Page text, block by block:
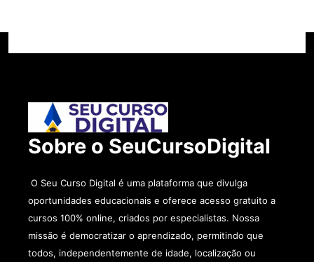
Sobre o SeuCursoDigital
O Seu Curso Digital é uma plataforma que divulga
oportunidades educacionais e oferece acesso gratuito a
cursos 100% online, criados por especialistas. Nossa
missão é democratizar o aprendizado, permitindo que
todos, independentemente de idade, localização ou